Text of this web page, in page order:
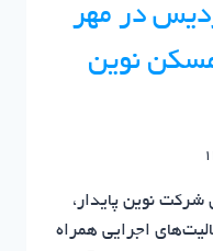
در مهر
نوین
نوین پایدار،
فعالیت‌های اجرایی همراه